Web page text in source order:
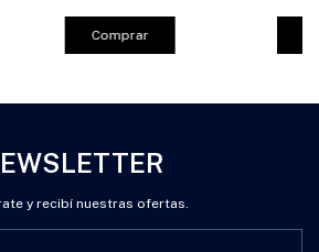
Comprar
y recibí nuestras ofertas.